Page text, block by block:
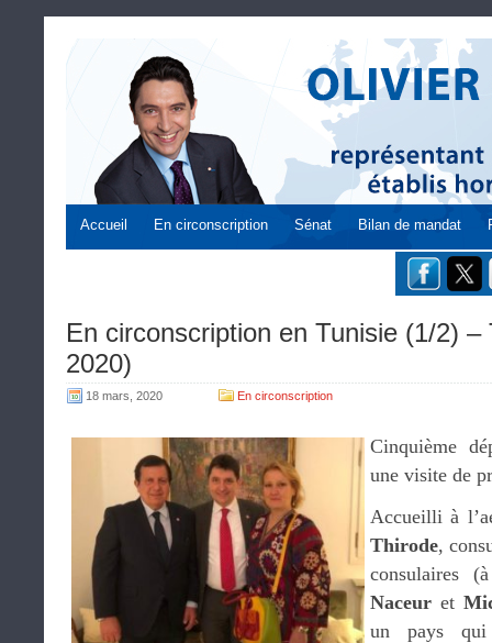
Accueil En circonscription Sénat Bilan de mandat
En circonscription en Tunisie (1/2)
2020)
18 mars, 2020 En circonscription
Cinquième
une visite de
Accueilli à
Thirode,
consulaires
Naceur et
un pays qui